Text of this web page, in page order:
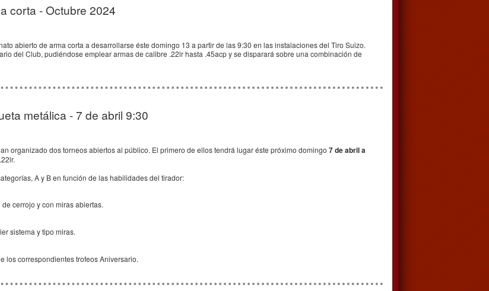
corta - Octubre 2024
abierto de arma corta a desarrollarse éste domingo 13 a partir de las 9:30 en las instalaciones del Tiro Suizo.
del Club, pudiéndose emplear armas de calibre .22lr hasta .45acp y se disparará sobre una combinación de
metálica - 7 de abril 9:30
organizado dos torneos abiertos al público. El primero de ellos tendrá lugar éste próximo domingo 7 de abril a
A y B en función de las habilidades del tirador:
cerrojo y con miras abiertas.
sistema y tipo miras.
los correspondientes trofeos Aniversario.